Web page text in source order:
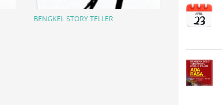
BENGKEL STORY TELLER